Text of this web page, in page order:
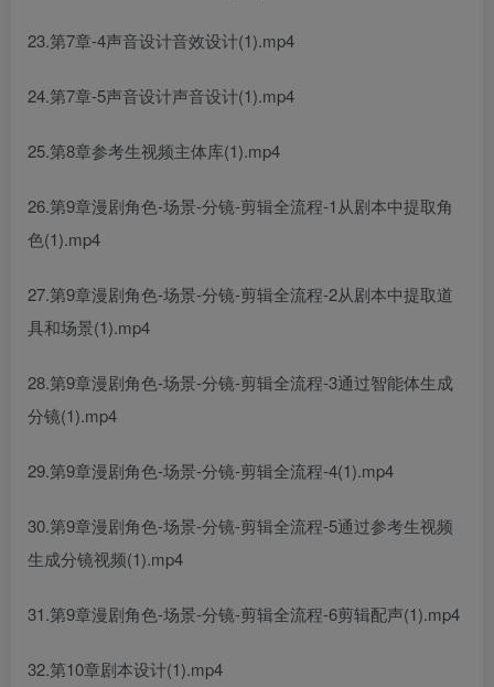
23.第7章-4声音设计音效设计(1).mp4
24.第7章-5声音设计声音设计(1).mp4
25.第8章参考生视频主体库(1).mp4
26.第9章漫剧角色-场景-分镜-剪辑全流程-1从剧本中提取角
色(1).mp4
27.第9章漫剧角色-场景-分镜-剪辑全流程-2从剧本中提取道
具和场景(1).mp4
28.第9章漫剧角色-场景-分镜-剪辑全流程-3通过智能体生成
分镜(1).mp4
29.第9章漫剧角色-场景-分镜-剪辑全流程-4(1).mp4
30.第9章漫剧角色-场景-分镜-剪辑全流程-5通过参考生视频
生成分镜视频(1).mp4
31.第9章漫剧角色-场景-分镜-剪辑全流程-6剪辑配声(1).mp4
32.第10章剧本设计(1).mp4